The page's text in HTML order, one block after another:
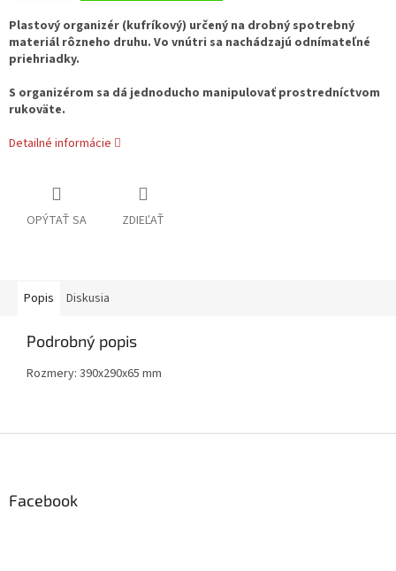
Plastový organizér (kufríkový) určený na drobný spotrebný
materiál rôzneho druhu. Vo vnútri sa nachádzajú odnímateľné
priehriadky.
S organizérom sa dá jednoducho manipulovať prostredníctvom
rukoväte.
Detailné informácie
OPÝTAŤ SA ZDIEĽAŤ
Popis Diskusia
Podrobný popis
Rozmery: 390x290x65 mm
Facebook